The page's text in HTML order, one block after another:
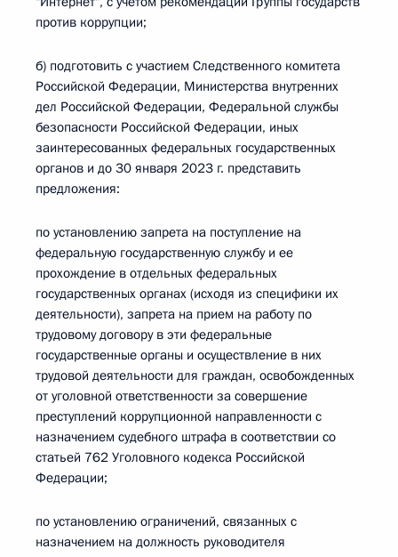
против коррупции;
б) подготовить с участием Следственного комитета
Российской Федерации, Министерства внутренних
дел Российской Федерации, Федеральной службы
безопасности Российской Федерации, иных
заинтересованных федеральных государственных
органов и до 30 января 2023 г. представить
предложения:
по установлению запрета на поступление на
федеральную государственную службу и ее
прохождение в отдельных федеральных
государственных органах (исходя из специфики их
деятельности), запрета на прием на работу по
трудовому договору в эти федеральные
государственные органы и осуществление в них
трудовой деятельности для граждан, освобожденных
от уголовной ответственности за совершение
преступлений коррупционной направленности с
назначением судебного штрафа в соответствии со
статьей 762 Уголовного кодекса Российской
Федерации;
по установлению ограничений, связанных с
назначением на должность руководителя